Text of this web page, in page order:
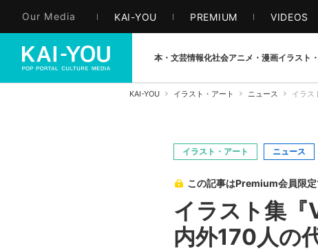
Our Media KAI-YOU PREMIUM VIDEOS
本・文芸情報化社会アニメ・漫画イラスト
KAI-YOU イラスト・アート ニュース イラス
イラスト・アート ニュース
この記事はPremium会員限
イラスト集
内外170人の